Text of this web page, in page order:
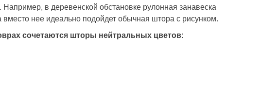
в деревенской обстановке рулонная занавеска
вместо нее идеально подойдет обычная штора с рисунком.
сочетаются шторы нейтральных цветов: